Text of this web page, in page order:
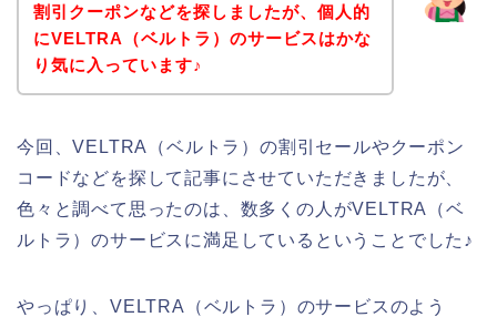
割引クーポンなどを探しましたが、個人的
にVELTRA（ベルトラ）のサービスはかな
り気に入っています♪
今回、VELTRA（ベルトラ）の割引セールやクーポン
コードなどを探して記事にさせていただきましたが、
色々と調べて思ったのは、数多くの人がVELTRA（ベ
ルトラ）のサービスに満足しているということでした♪
やっぱり、VELTRA（ベルトラ）のサービスのよう